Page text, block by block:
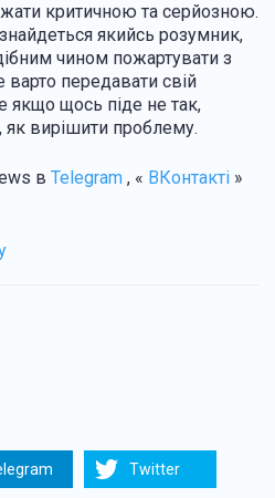
критичною та серйозною.
якийсь розумник,
чином пожартувати з
передавати свій
якщо щось піде не так,
вирішити проблему.
в Telegram , « ВКонтакті »
Twitter